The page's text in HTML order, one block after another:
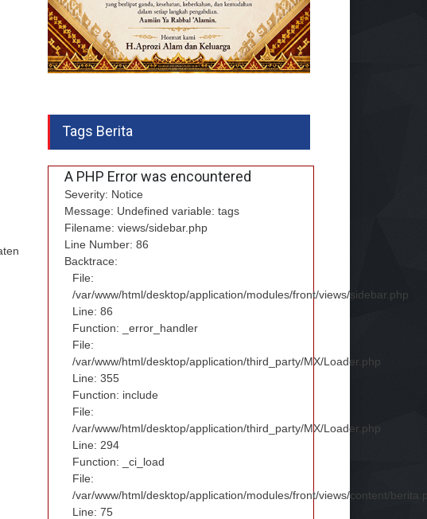
Tags Berita
A PHP Error was encountered
Severity: Notice
Message: Undefined variable: tags
Filename: views/sidebar.php
Line Number: 86
Backtrace:
File:
/var/www/html/desktop/application/modules/front/views/sidebar.php
Line: 86
Function: _error_handler
File:
/var/www/html/desktop/application/third_party/MX/Loader.php
Line: 355
Function: include
File:
/var/www/html/desktop/application/third_party/MX/Loader.php
Line: 294
Function: _ci_load
File:
/var/www/html/desktop/application/modules/front/views/content/
Line: 75